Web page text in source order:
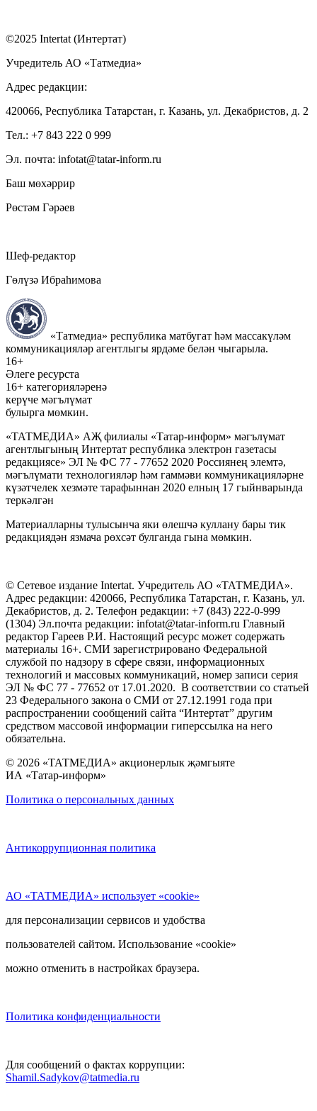
©2025 Intertat (Интертат)
Учредитель АО «Татмедиа»
Адрес редакции:
420066, Республика Татарстан, г. Казань, ул. Декабристов, д. 2
Тел.: +7 843 222 0 999
Эл. почта: infotat@tatar-inform.ru
Баш мөхәррир
Рөстәм Гәрәев
Шеф-редактор
Гөлүзә Ибраһимова
«Татмедиа» республика матбугат һәм массакүләм
коммуникацияләр агентлыгы ярдәме белән чыгарыла.
16+
Әлеге ресурста
16+ категорияләренә
керүче мәгълүмат
булырга мөмкин.
«ТАТМЕДИА» АҖ филиалы «Татар-информ» мәгълүмат
агентлыгының Интертат республика электрон газетасы
редакциясе» ЭЛ № ФС 77 - 77652 2020 Россиянең элемтә,
мәгълүмати технологияләр һәм гаммәви коммуникацияләрне
күзәтчелек хезмәте тарафыннан 2020 елның 17 гыйнварында
теркәлгән
Материалларны тулысынча яки өлешчә куллану бары тик
редакциядән язмача рөхсәт булганда гына мөмкин.
© Сетевое издание Intertat. Учредитель АО «ТАТМЕДИА».
Адрес редакции: 420066, Республика Татарстан, г. Казань, ул.
Декабристов, д. 2. Телефон редакции: +7 (843) 222-0-999
(1304) Эл.почта редакции: infotat@tatar-inform.ru Главный
редактор Гареев Р.И. Настоящий ресурс может содержать
материалы 16+. СМИ зарегистрировано Федеральной
службой по надзору в сфере связи, информационных
технологий и массовых коммуникаций, номер записи серия
ЭЛ № ФС 77 - 77652 от 17.01.2020. В соответствии со статьей
23 Федерального закона о СМИ от 27.12.1991 года при
распространении сообщений сайта “Интертат” другим
средством массовой информации гиперссылка на него
обязательна.
© 2026 «ТАТМЕДИА» акционерлык җәмгыяте
ИА «Татар-информ»
Политика о персональных данных
Антикоррупционная политика
АО «ТАТМЕДИА» использует «cookie»
для персонализации сервисов и удобства
пользователей сайтом. Использование «cookie»
можно отменить в настройках браузера.
Политика конфиденциальности
Для сообщений о фактах коррупции:
Shamil.Sadykov@tatmedia.ru